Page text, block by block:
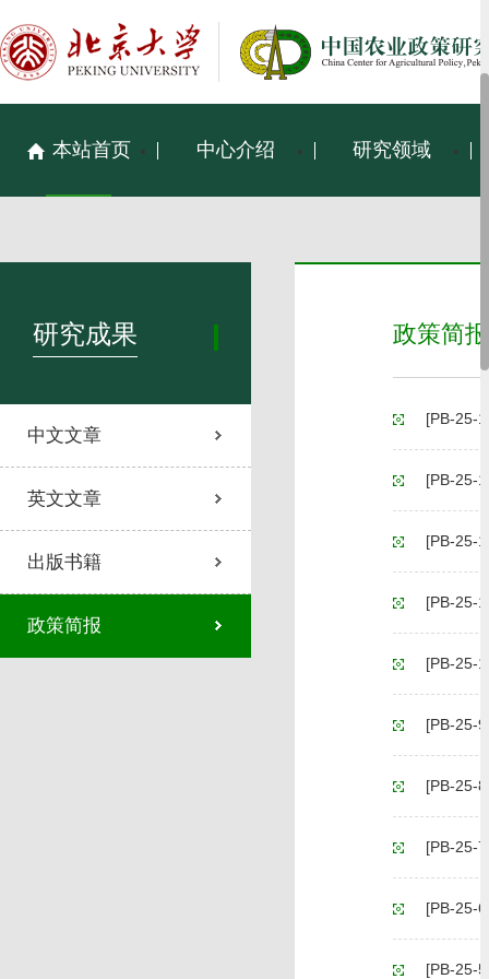
本站首页 中心介绍 研究领域
研究成果
中文文章
英文文章
出版书籍
政策简报
政策简报
[PB-25-
[PB-25-
[PB-25-
[PB-25-
[PB-25-
[PB-25-
[PB-25-
[PB-25-
[PB-25-
[PB-25-